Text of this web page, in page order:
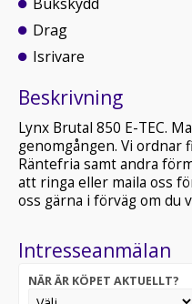
Drag
Isrivare
Beskrivning
Lynx Brutal 850 E-TEC.
genomgången. Vi
Räntefria samt andra
att ringa eller maila oss
oss gärna i förväg om du
Intresseanmälan
NÄR ÄR KÖPET AKTUELLT?